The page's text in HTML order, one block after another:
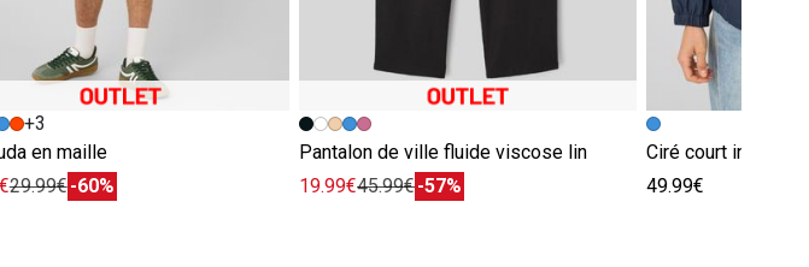
+3
en maille
29.99€-60%
Pantalon de ville fluide viscose lin
19.99€45.99€-57%
Ciré court intérieur
49.99€